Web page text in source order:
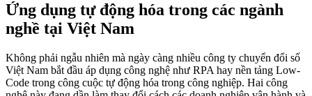
Ứng dụng tự động hóa trong các ngành
nghề tại Việt Nam
Không phải ngẫu nhiên mà ngày càng nhiều công ty chuyển đổi số
Việt Nam bắt đầu áp dụng công nghệ như RPA hay nền tảng Low-
Code trong công cuộc tự động hóa trong công nghiệp. Hai công